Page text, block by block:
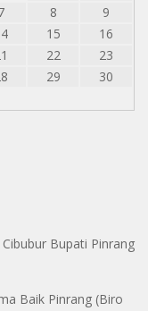
8
9
15
16
22
23
29
30
Bupati Pinrang
Baik Pinrang (Biro